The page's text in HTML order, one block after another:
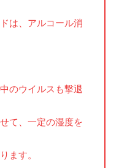
は、アルコール消
のウイルスも撃退
て、一定の湿度を
ます。